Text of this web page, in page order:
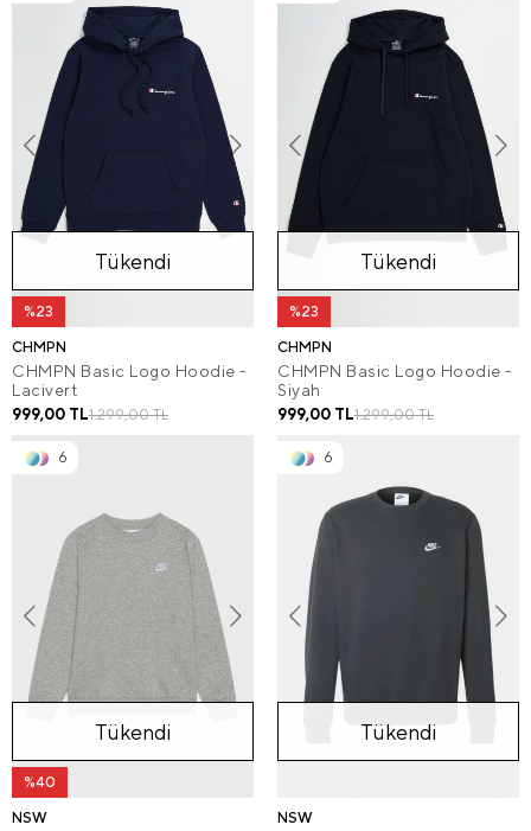
%23
Tükendi
CHMPN
CHMPN Basic Logo Hoodie -
Lacivert
1.299,00 TL
999,00 TL
%23
Tükendi
CHMPN
CHMPN Basic Logo Hoodie -
Siyah
1.299,00 TL
999,00 TL
6
%40
Tükendi
NSW
6
Tükendi
NSW